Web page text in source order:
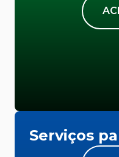
Serviços